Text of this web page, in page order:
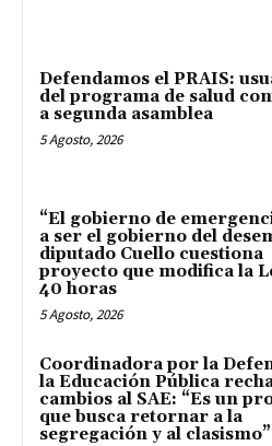
Defendamos el PRAIS:
del programa de salud
a segunda asamblea
5 Agosto, 2026
“El gobierno de
a ser el gobierno del
diputado Cuello cuestiona
proyecto que modifica la
40 horas
5 Agosto, 2026
Coordinadora por la
la Educación Pública
cambios al SAE: “Es un
que busca retornar a la
segregación y al clasismo”